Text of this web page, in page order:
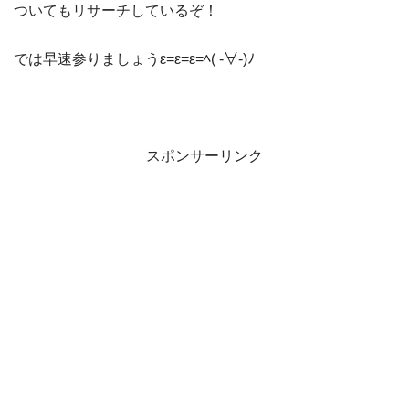
ついてもリサーチしているぞ！
では早速参りましょうε=ε=ε=ﾍ( -∀-)ﾉ
スポンサーリンク